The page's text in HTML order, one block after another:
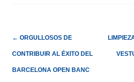
POST
NAVIGATION
← ORGULLOSOS DE
CONTRIBUIR AL ÉXITO DEL
BARCELONA OPEN BANC